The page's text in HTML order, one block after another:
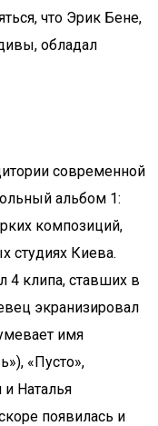
что Эрик Бене,
обладал
современной
альбом 1:
композиций,
студиях Киева.
4 клипа, ставших в
экранизировал
имя
«Пусто»,
и Наталья
появилась и